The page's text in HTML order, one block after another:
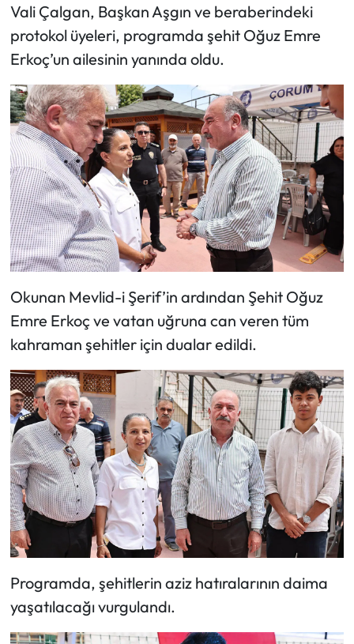
Vali Çalgan, Başkan Aşgın ve beraberindeki
protokol üyeleri, programda şehit Oğuz Emre
Erkoç’un ailesinin yanında oldu.
Okunan Mevlid-i Şerif’in ardından Şehit Oğuz
Emre Erkoç ve vatan uğruna can veren tüm
kahraman şehitler için dualar edildi.
Programda, şehitlerin aziz hatıralarının daima
yaşatılacağı vurgulandı.
Sağlık
Siyaset
Spor
Sungurlu Haberleri
Turizm
Uğurludağ Haberleri
Yaşam
Yayla Haber
Yemek Tarifleri
Yerel Haberler